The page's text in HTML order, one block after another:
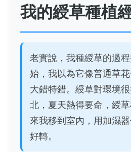
我的綬草種植
老實說，我種綬草的過
始，我以為它像普通草
大錯特錯。綬草對環境
北，夏天熱得要命，綬
來我移到室內，用加濕
好轉。